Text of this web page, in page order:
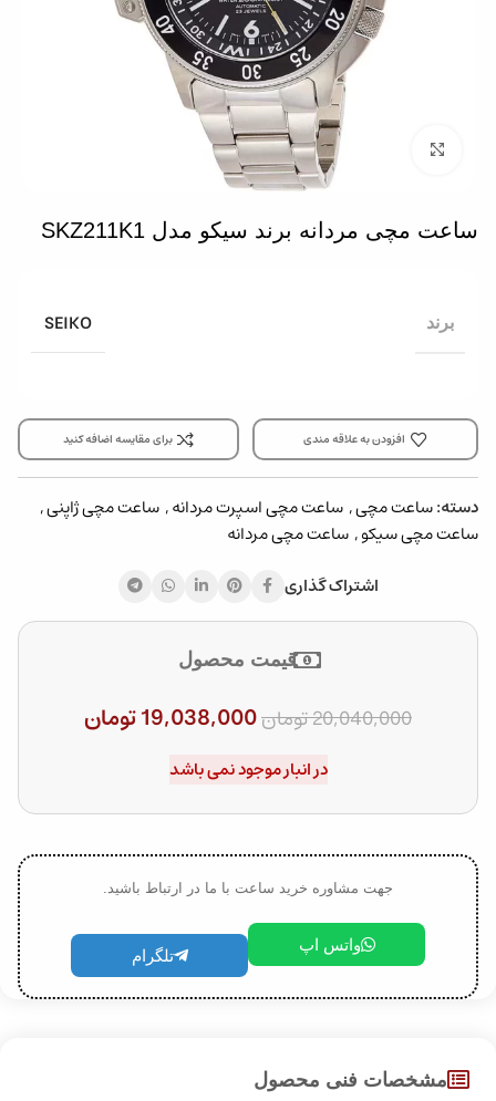
بزرگنمایی تصویر
ساعت مچی مردانه برند سیکو مدل SKZ211K1
برند SEIKO
افزودن به علاقه مندی برای مقایسه اضافه کنید
دسته:ساعت مچی, ساعت مچی اسپرت مردانه, ساعت مچی ژاپنی,
ساعت مچی سیکو, ساعت مچی مردانه
اشتراک گذاری
قیمت محصول
20,040,000تومان19,038,000تومان
در انبار موجود نمی باشد
جهت مشاوره خرید ساعت با ما در ارتباط باشید.
واتس اپ
تلگرام
مشخصات فنی محصول